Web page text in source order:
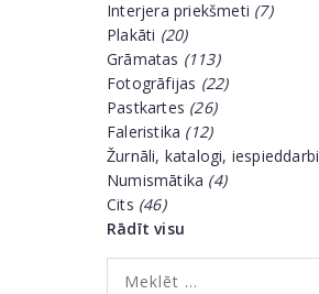
Interjera priekšmeti (7)
Plakāti (20)
Grāmatas (113)
Fotogrāfijas (22)
Pastkartes (26)
Faleristika (12)
Žurnāli, katalogi, iespieddarbi
Numismātika (4)
Cits (46)
Rādīt visu